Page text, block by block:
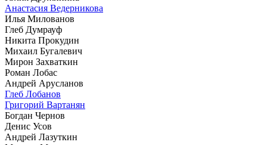
Анастасия Ведерникова
Илья Милованов
Глеб Думрауф
Никита Прокудин
Михаил Бугалевич
Мирон Захваткин
Роман Лобас
Андрей Арусланов
Глеб Лобанов
Григорий Вартанян
Богдан Чернов
Денис Усов
Андрей Лазуткин